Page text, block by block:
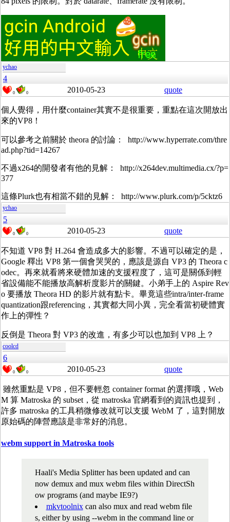
ychao
4
0 0 2010-05-23 quote
個人覺得，用什麼container其實不是很重要，重點在這次開放出
來的VP8！
可以參考之前關於 theora 的討論： http://www.hyperrate.com/thre
ad.php?tid=14267
不過x264的開發者有他的見解： http://x264dev.multimedia.cx/?p=
377
這條Plurk也有相當不錯的見解： http://www.plurk.com/p/5cktz6
ychao
5
0 0 2010-05-23 quote
不知道 VP8 對 H.264 會造成多大的影響。不過可以確定的是，
Google 釋出 VP8 第一個會哭哭的，應該是源自 VP3 的 Theora c
odec。再來就看將來硬體加速的支援程度了，這可是關係到輕
省設備能不能播放高解析度影片的關鍵。小弟手上的 Aspire Rev
o 要播放 Theora HD 的影片就有點卡。畢竟這些intra/inter-frame
quantization跟referencing，其實都大同小異，完全看當初硬體實
作上的彈性？
反倒是 Theora 對 VP3 的改進，有多少可以也加到 VP8 上？
coolcd
6
0 0 2010-05-23 quote
雖然重點是 VP8，但不要輕忽 container format 的選擇哦，Web
M 算 Matroska 的 subset，從 matroska 官網看到的資訊也提到，
許多 matroska 的工具稍微修改就可以支援 WebM 了，這對開放
原始碼的陣營應該是非常好的消息。
webm support in Matroska tools
Haali's Media Splitter has been updated and can
now demux and mux webm files within DirectSh
ow programs (and maybe IE9?)
mkvtoolnixcan also mux and read webm file
s, either by using --webm in the command line or